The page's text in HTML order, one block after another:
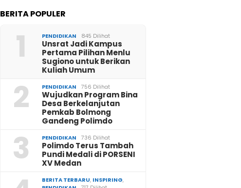
BERITA POPULER
1 PENDIDIKAN 845 Dilihat
Unsrat Jadi Kampus
Pertama Pilihan Menlu
Sugiono untuk Berikan
Kuliah Umum
2 PENDIDIKAN 756 Dilihat
Wujudkan Program Bina
Desa Berkelanjutan
Pemkab Bolmong
Gandeng Polimdo
3 PENDIDIKAN 736 Dilihat
Polimdo Terus Tambah
Pundi Medali di PORSENI
XV Medan
BERITA TERBARU, INSPIRING,